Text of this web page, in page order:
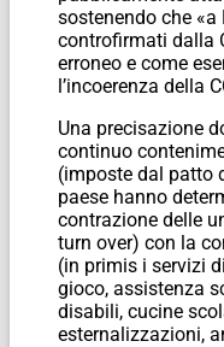
sostenendo che
controfirmati dalla
erroneo e come
l’incoerenza della
Una precisazione
continuo
(imposte dal patto
paese hanno
contrazione delle
turn over) con la
(in primis i servizi
gioco, assistenza
disabili, cucine
esternalizzazioni,